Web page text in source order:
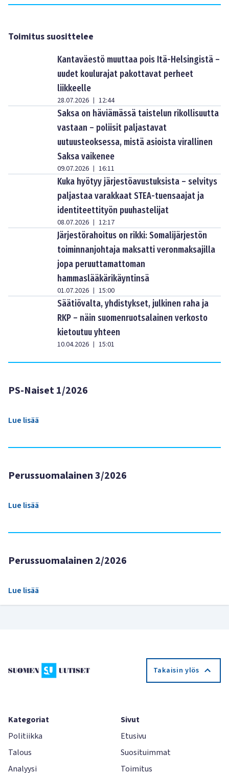
Toimitus suosittelee
Kantaväestö muuttaa pois Itä-Helsingistä –
uudet koulurajat pakottavat perheet
liikkeelle
28.07.2026 | 12:44
Saksa on häviämässä taistelun rikollisuutta
vastaan – poliisit paljastavat
uutuusteoksessa, mistä asioista virallinen
Saksa vaikenee
09.07.2026 | 16:11
Kuka hyötyy järjestöavustuksista – selvitys
paljastaa varakkaat STEA-tuensaajat ja
identiteettityön puuhastelijat
08.07.2026 | 12:17
Järjestörahoitus on rikki: Somalijärjestön
toiminnanjohtaja maksatti veronmaksajilla
jopa peruuttamattoman
hammaslääkärikäyntinsä
01.07.2026 | 15:00
Säätiövalta, yhdistykset, julkinen raha ja
RKP – näin suomenruotsalainen verkosto
kietoutuu yhteen
10.04.2026 | 15:01
PS-Naiset 1/2026
Lue lisää
Perussuomalainen 3/2026
Lue lisää
Perussuomalainen 2/2026
Lue lisää
Takaisin ylös
Kategoriat
Politiikka
Talous
Analyysi
Sivut
Etusivu
Suosituimmat
Toimitus